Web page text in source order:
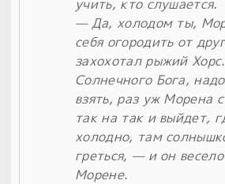
учить, кто слушается.
— Да, холодом ты,
себя огородить от
захохотал рыжий
Солнечного Бога,
взять, раз уж Морена
так на так и выйдет,
холодно, там
греться, — и он
Морене.